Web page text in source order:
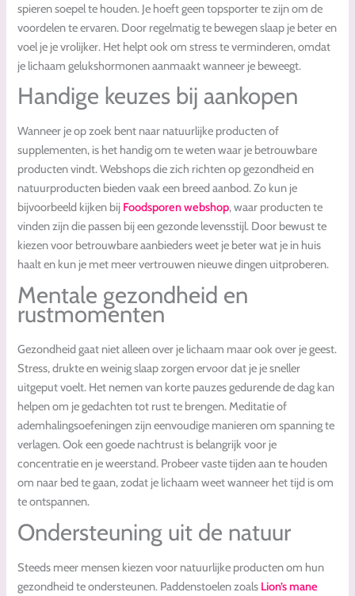
spieren soepel te houden. Je hoeft geen topsporter te zijn om de
voordelen te ervaren. Door regelmatig te bewegen slaap je beter en
voel je je vrolijker. Het helpt ook om stress te verminderen, omdat
je lichaam gelukshormonen aanmaakt wanneer je beweegt.
Handige keuzes bij aankopen
Wanneer je op zoek bent naar natuurlijke producten of
supplementen, is het handig om te weten waar je betrouwbare
producten vindt. Webshops die zich richten op gezondheid en
natuurproducten bieden vaak een breed aanbod. Zo kun je
bijvoorbeeld kijken bij Foodsporen webshop, waar producten te
vinden zijn die passen bij een gezonde levensstijl. Door bewust te
kiezen voor betrouwbare aanbieders weet je beter wat je in huis
haalt en kun je met meer vertrouwen nieuwe dingen uitproberen.
Mentale gezondheid en
rustmomenten
Gezondheid gaat niet alleen over je lichaam maar ook over je geest.
Stress, drukte en weinig slaap zorgen ervoor dat je je sneller
uitgeput voelt. Het nemen van korte pauzes gedurende de dag kan
helpen om je gedachten tot rust te brengen. Meditatie of
ademhalingsoefeningen zijn eenvoudige manieren om spanning te
verlagen. Ook een goede nachtrust is belangrijk voor je
concentratie en je weerstand. Probeer vaste tijden aan te houden
om naar bed te gaan, zodat je lichaam weet wanneer het tijd is om
te ontspannen.
Ondersteuning uit de natuur
Steeds meer mensen kiezen voor natuurlijke producten om hun
gezondheid te ondersteunen. Paddenstoelen zoals Lion’s mane